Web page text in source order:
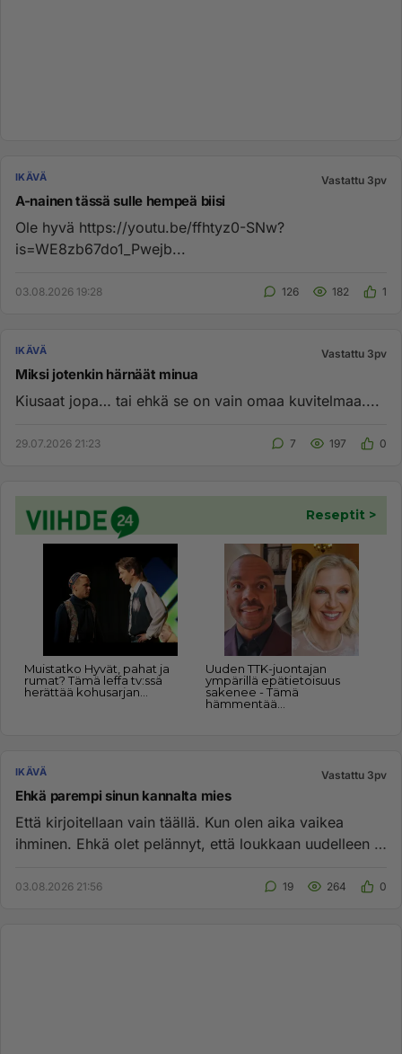
IKÄVÄ Vastattu 3pv
A-nainen tässä sulle hempeä biisi
Ole hyvä https://youtu.be/ffhtyz0-SNw?
is=WE8zb67do1_Pwejb...
03.08.2026 19:28 126 182 1
IKÄVÄ Vastattu 3pv
Miksi jotenkin härnäät minua
Kiusaat jopa… tai ehkä se on vain omaa kuvitelmaa....
29.07.2026 21:23 7 197 0
IKÄVÄ Vastattu 3pv
Ehkä parempi sinun kannalta mies
Että kirjoitellaan vain täällä. Kun olen aika vaikea
ihminen. Ehkä olet pelännyt, että loukkaan uudelleen ja
03.08.2026 21:56 19 264 0